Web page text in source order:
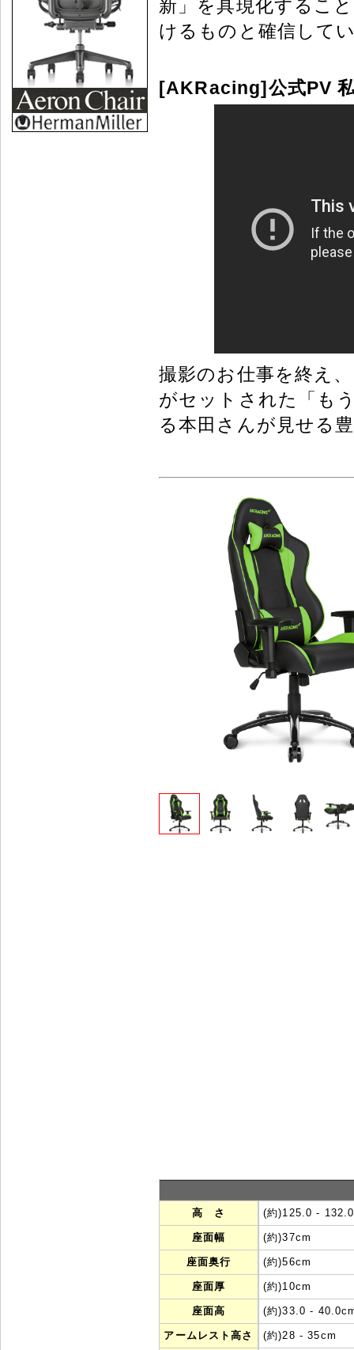
新」を具現化するこ
けるものと確信して
[AKRacing]公式PV
撮影のお仕事を終え
がセットされた「も
る本田さんが見せる
高 さ (約)125.0 -
座面幅 (約)37cm
座面奥行 (約)56cm
座面厚 (約)10cm
座面高 (約)33.0 -
アームレスト高さ (約)28 - 35cm